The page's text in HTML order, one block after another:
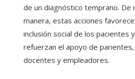
de un diagnóstico temprano. De
manera, estas acciones
inclusión social de los pacientes y
refuerzan el apoyo de parientes,
docentes y empleadores.